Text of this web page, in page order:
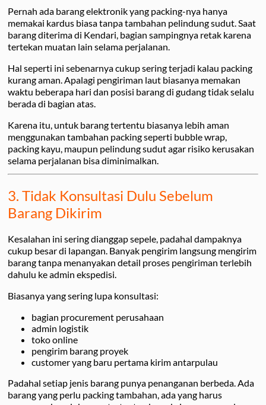
Pernah ada barang elektronik yang packing-nya hanya
memakai kardus biasa tanpa tambahan pelindung sudut. Saat
barang diterima di Kendari, bagian sampingnya retak karena
tertekan muatan lain selama perjalanan.
Hal seperti ini sebenarnya cukup sering terjadi kalau packing
kurang aman. Apalagi pengiriman laut biasanya memakan
waktu beberapa hari dan posisi barang di gudang tidak selalu
berada di bagian atas.
Karena itu, untuk barang tertentu biasanya lebih aman
menggunakan tambahan packing seperti bubble wrap,
packing kayu, maupun pelindung sudut agar risiko kerusakan
selama perjalanan bisa diminimalkan.
3. Tidak Konsultasi Dulu Sebelum
Barang Dikirim
Kesalahan ini sering dianggap sepele, padahal dampaknya
cukup besar di lapangan. Banyak pengirim langsung mengirim
barang tanpa menanyakan detail proses pengiriman terlebih
dahulu ke admin ekspedisi.
Biasanya yang sering lupa konsultasi:
bagian procurement perusahaan
admin logistik
toko online
pengirim barang proyek
customer yang baru pertama kirim antarpulau
Padahal setiap jenis barang punya penanganan berbeda. Ada
barang yang perlu packing tambahan, ada yang harus